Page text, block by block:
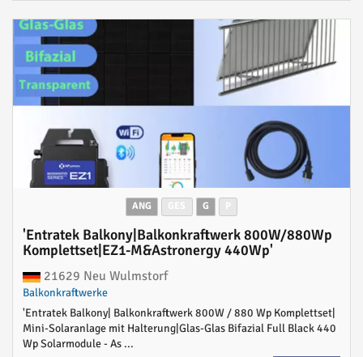
ANG G
'Entratek Balkony|Balkonkraftwerk 800W/880Wp
Komplettset|EZ1-M&Astronergy 440Wp'
21629 Neu Wulmstorf
Balkonkraftwerke
'Entratek Balkony| Balkonkraftwerk 800W / 880 Wp Komplettset|
Mini-Solaranlage mit Halterung|Glas-Glas Bifazial Full Black 440
Wp Solarmodule - As ...